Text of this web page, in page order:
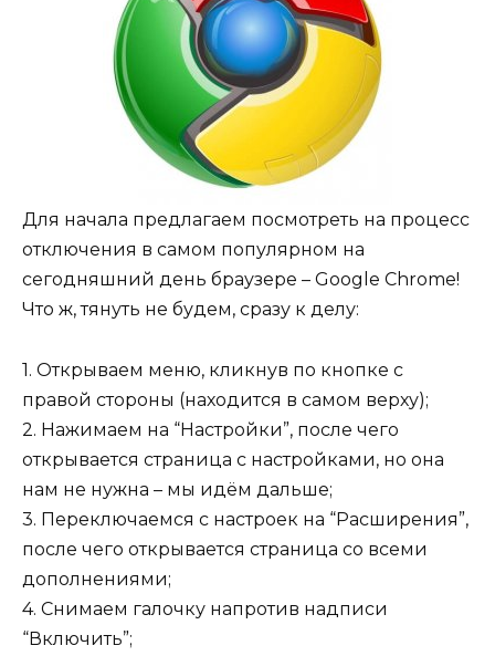
Для начала предлагаем посмотреть на процесс
отключения в самом популярном на
сегодняшний день браузере – Google Chrome!
Что ж, тянуть не будем, сразу к делу:
1. Открываем меню, кликнув по кнопке с
правой стороны (находится в самом верху);
2. Нажимаем на “Настройки”, после чего
открывается страница с настройками, но она
нам не нужна – мы идём дальше;
3. Переключаемся с настроек на “Расширения”,
после чего открывается страница со всеми
дополнениями;
4. Снимаем галочку напротив надписи
“Включить”;